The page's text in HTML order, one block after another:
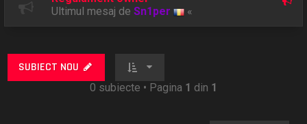
Ultimul mesaj deSn1per «
SUBIECT NOU
0 subiecte • Pagina 1 din 1